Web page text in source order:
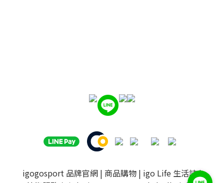
igogosport 品牌官網 | 商品購物 | igo Life 生活誌|